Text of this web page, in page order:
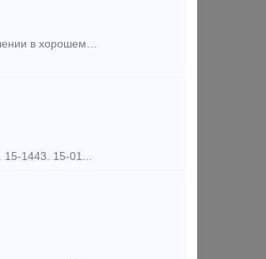
Куплю вагон-цистерны для перевозки сжиженных углеводородных газов бывшие в употреблении в хорошем состоянии. В количестве до 50 штук. В хорошем рабочем состоянии. Модели 15-588-01, 15-6855
тел: 89114086131 Купим ЖД цистерны модели: 15-Ц863, 15-011. 15-021. 15-031. 15-156-02. 15-1443. 15-011-98. 15-021. 15-1443. 15-021. 15-1427. 15-1566. 15-1210. 15-1566. 15-031-97. 15